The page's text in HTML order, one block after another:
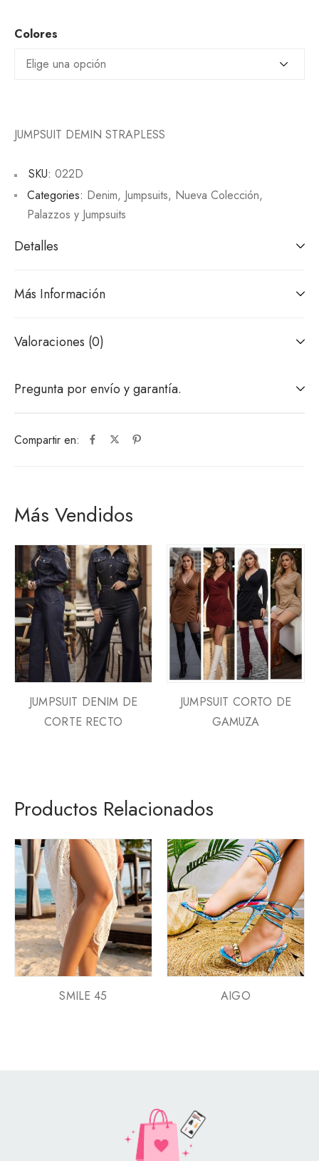
Colores
JUMPSUIT DEMIN STRAPLESS
Compartir en:
SKU: 022D
Categories: Denim, Jumpsuits, Nueva Colección,
Palazzos y Jumpsuits
Detalles
Más Información
Valoraciones (0)
Pregunta por envío y garantía.
Más Vendidos
JUMPSUIT DENIM DE
CORTE RECTO
JUMPSUIT CORTO DE
GAMUZA
Productos Relacionados
SMILE 45 AIGO